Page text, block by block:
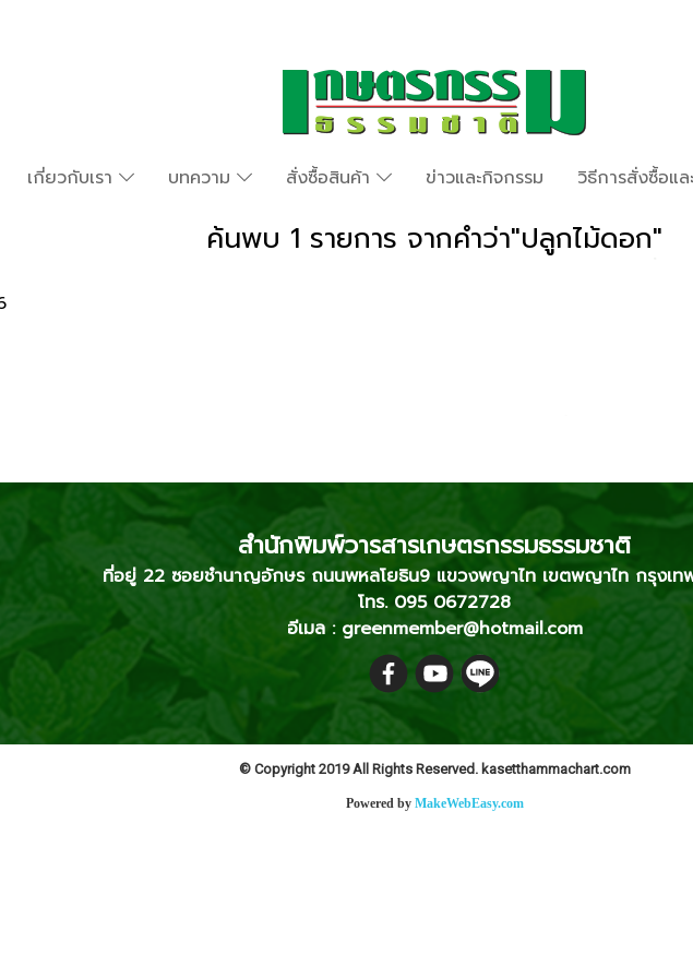
เกี่ยวกับเรา บทความ สั่งซื้อสินค้า ข่าวและกิจกรรม วิธีการสั่งซื้อแล
ค้นพบ 1 รายการ จากคำว่า"ปลูกไม้ดอก"
สำนักพิมพ์วารสารเกษตรกรรมธรรมชาติ
ที่อยู่ 22 ซอยชำนาญอักษร ถนนพหลโยธิน9 แขวงพญาไท เขตพญาไท กรุงเท
โทร. 095 0672728
อีเมล : greenmember@hotmail.com
© Copyright 2019 All Rights Reserved. kasetthammachart.com
Powered by MakeWebEasy.com